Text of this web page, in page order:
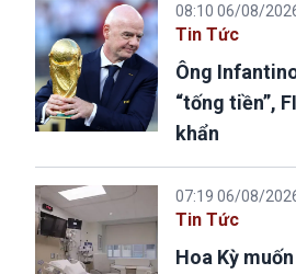
08:10 06/08/
Tin Tức
Ông
“tống tiền”,
khẩn
07:19 06/08/
Tin Tức
Hoa Kỳ